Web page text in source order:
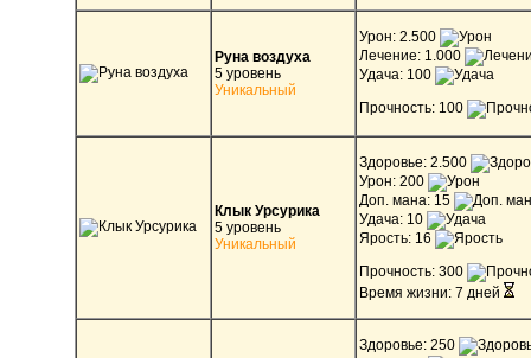
Руна воздуха
5 уровень
Уникальный
Урон: 2.500
Лечение: 1.000
Удача: 100
Прочность: 100
Клык Урсурика
5 уровень
Уникальный
Здоровье: 2.500
Урон: 200
Доп. мана: 15
Удача: 10
Ярость: 16
Прочность: 300
Время жизни: 7 дней
Здоровье: 250